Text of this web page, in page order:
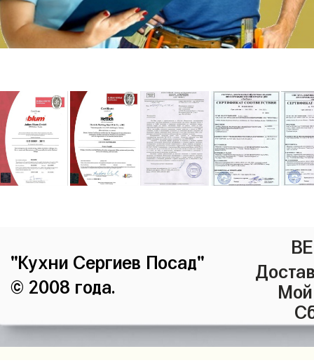
"Кухни Сергиев Посад"
© 2008 года.